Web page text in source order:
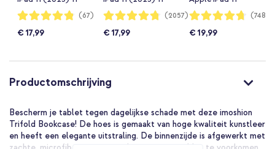
inch A16 / iPad 10
Rose Gold
Waardering:
96%
(67)
€ 17,99
inch A16 / iPad 10
Blauw
Waardering:
95%
(2057)
€ 17,99
(2025) 11 inch A16 /
inch - Donkerblauw
Waardering:
94%
(748)
€ 19,99
Productomschrijving
Bescherm je tablet tegen dagelijkse schade met deze imoshion
Trifold Bookcase! De hoes is gemaakt van hoge kwaliteit kunstleer
en heeft een elegante uitstraling. De binnenzijde is afgewerkt met